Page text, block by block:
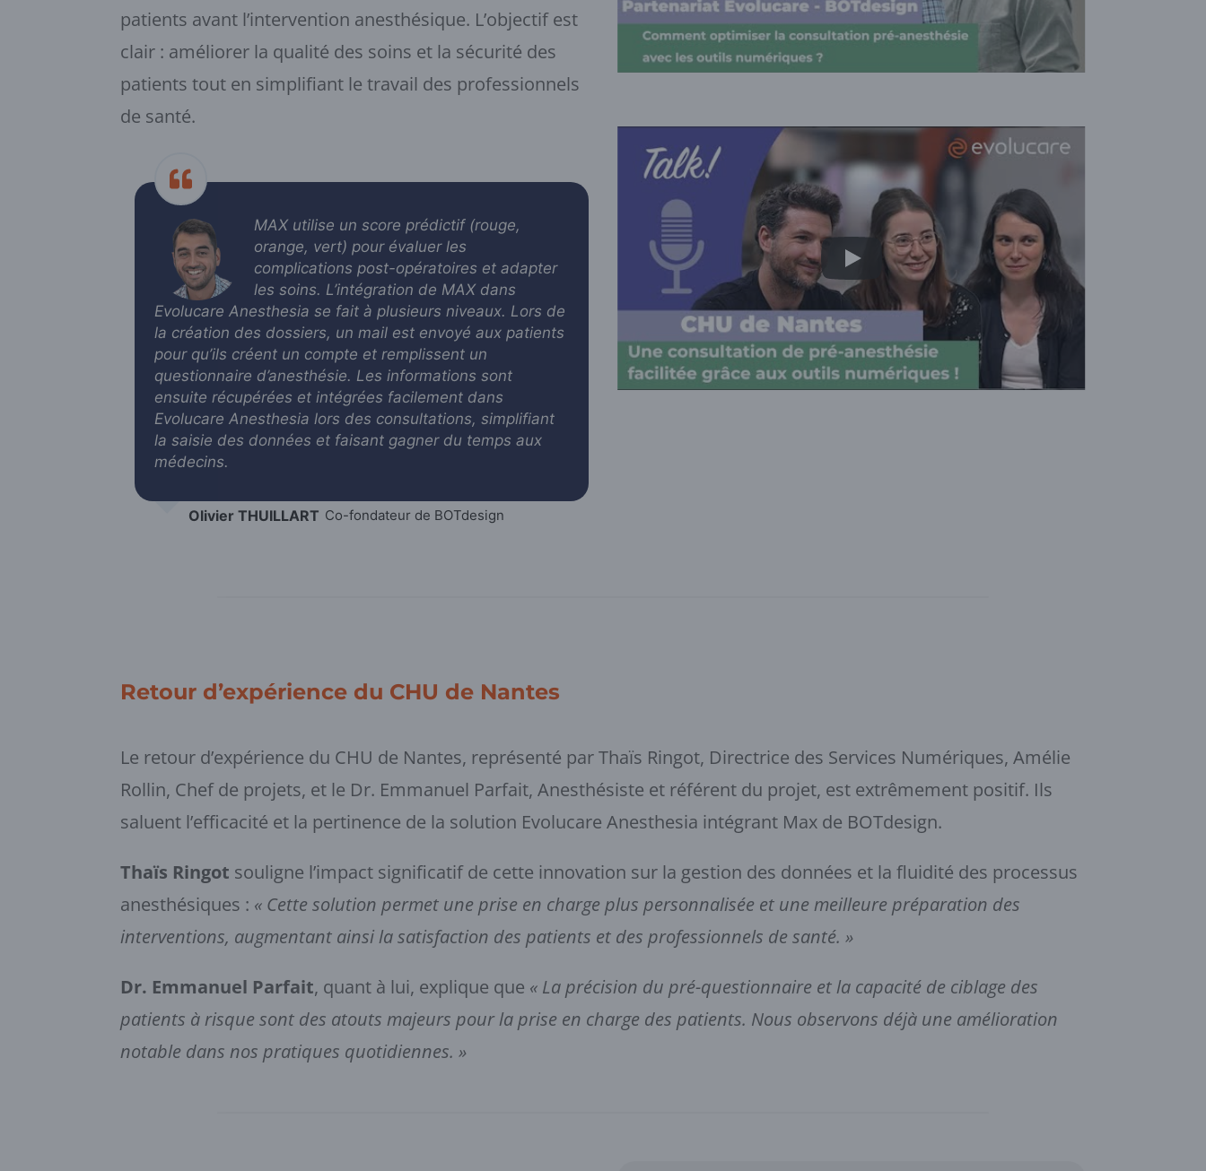
patients avant l’intervention anesthésique. L’objectif est
clair : améliorer la qualité des soins et la sécurité des
patients tout en simplifiant le travail des professionnels
de santé.
MAX utilise un score prédictif (rouge,
orange, vert) pour évaluer les
complications post-opératoires et adapter
les soins. L’intégration de MAX dans
Evolucare Anesthesia se fait à plusieurs niveaux. Lors de
la création des dossiers, un mail est envoyé aux patients
pour qu’ils créent un compte et remplissent un
questionnaire d’anesthésie. Les informations sont
ensuite récupérées et intégrées facilement dans
Evolucare Anesthesia lors des consultations, simplifiant
la saisie des données et faisant gagner du temps aux
médecins.
Olivier THUILLART Co-fondateur de BOTdesign
Retour d’expérience du CHU de Nantes
Le retour d’expérience du CHU de Nantes, représenté par Thaïs Ringot, Directrice des Services Numériques, Amélie
Rollin, Chef de projets, et le Dr. Emmanuel Parfait, Anesthésiste et référent du projet, est extrêmement positif. Ils
saluent l’efficacité et la pertinence de la solution Evolucare Anesthesia intégrant Max de BOTdesign.
Thaïs Ringot souligne l’impact significatif de cette innovation sur la gestion des données et la fluidité des processus
anesthésiques : « Cette solution permet une prise en charge plus personnalisée et une meilleure préparation des
interventions, augmentant ainsi la satisfaction des patients et des professionnels de santé. »
Dr. Emmanuel Parfait, quant à lui, explique que « La précision du pré-questionnaire et la capacité de ciblage des
patients à risque sont des atouts majeurs pour la prise en charge des patients. Nous observons déjà une amélioration
notable dans nos pratiques quotidiennes. »